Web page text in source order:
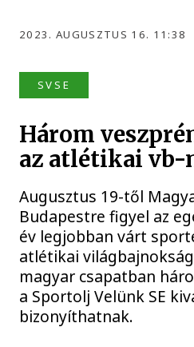
2023. AUGUSZTUS 16. 11:38
SVSE
Három
az atlétikai vb-
Augusztus 19-től
Budapestre figyel az
év legjobban várt
atlétikai
magyar csapatban
a Sportolj Velünk SE
bizonyíthatnak.